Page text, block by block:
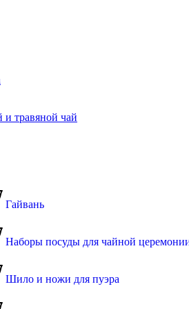
травяной чай
Гайвань
Наборы посуды для чайной
Шило и ножи для пуэра